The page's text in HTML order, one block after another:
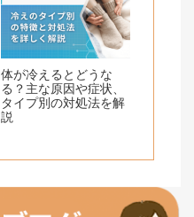
体が冷えるとどうな
る？主な原因や症状、
タイプ別の対処法を解
説